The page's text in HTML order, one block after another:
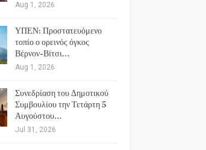
Aug 1, 2026
ΥΠΕΝ: Προστατευόμενο
τοπίο ο ορεινός όγκος
Βέρνον-Βίτσι…
Aug 1, 2026
Συνεδρίαση του Δημοτικού
Συμβουλίου την Τετάρτη 5
Αυγούστου…
Jul 31, 2026